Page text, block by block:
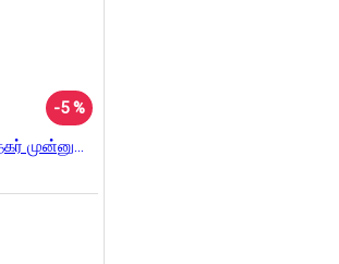
-5 %
அண்ணல் அம்பேத்கர் முன்னுரைகள்